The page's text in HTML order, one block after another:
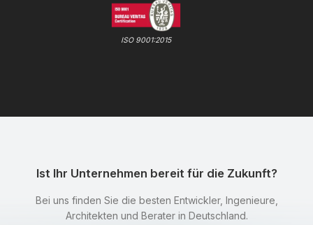
ISO 9001:2015
Ist Ihr Unternehmen bereit für die Zukunft?
Bei uns finden Sie die besten Entwickler, Ingenieure,
Architekten und Berater in Deutschland.